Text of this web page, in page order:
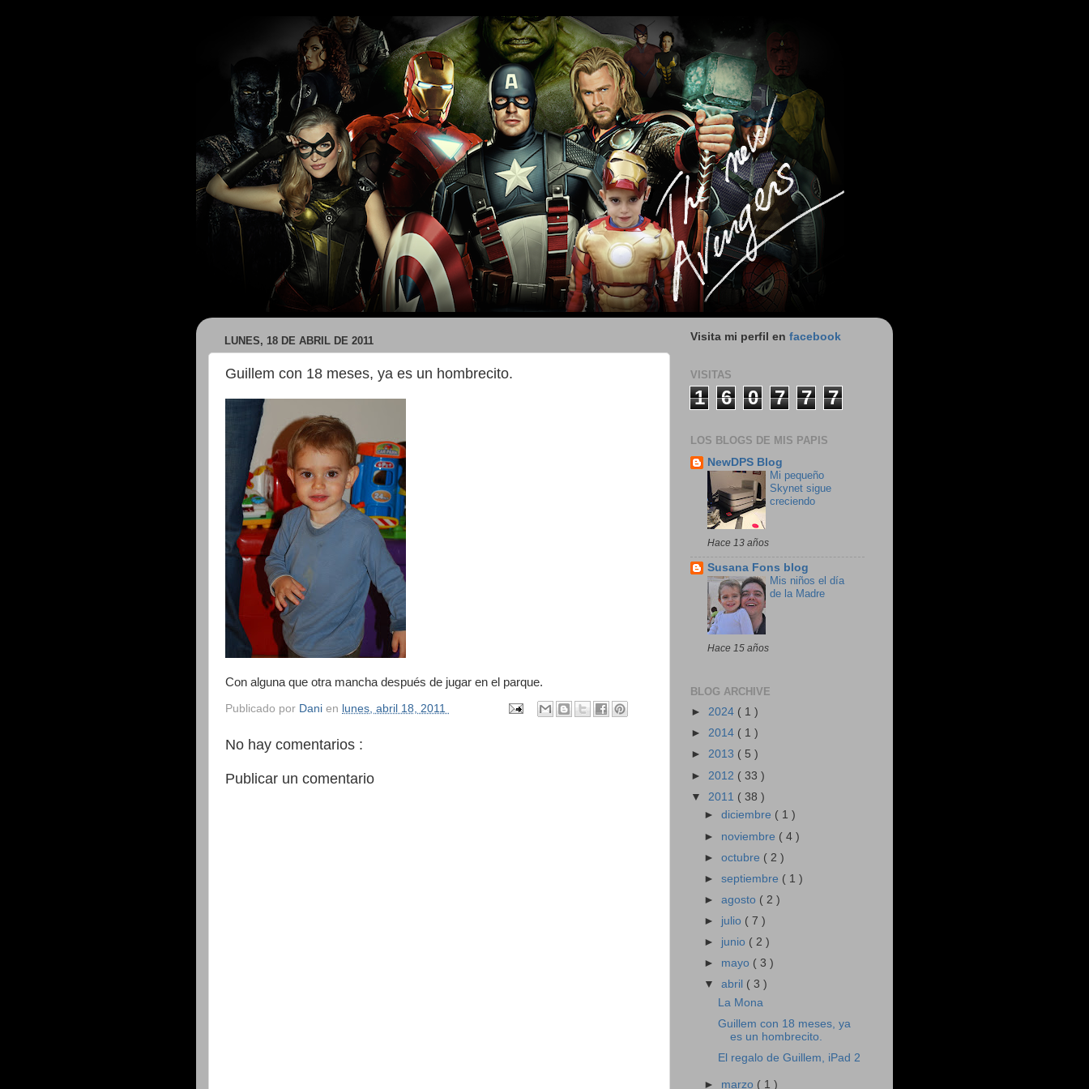
LUNES, 18 DE ABRIL DE 2011
Guillem con 18 meses, ya es un hombrecito.
Con alguna que otra mancha después de jugar en el parque.
Publicado por Dani en lunes, abril 18, 2011
No hay comentarios :
Publicar un comentario
Visita mi perfil en facebook
VISITAS
1 6 0 7 7 7
LOS BLOGS DE MIS PAPIS
NewDPS Blog
Mi pequeño
Skynet sigue
creciendo
Hace 13 años
Susana Fons blog
Mis niños el día
de la Madre
Hace 15 años
BLOG ARCHIVE
► 2024 ( 1 )
► 2014 ( 1 )
► 2013 ( 5 )
► 2012 ( 33 )
▼ 2011 ( 38 )
►diciembre ( 1 )
► noviembre ( 4 )
►octubre ( 2 )
►septiembre ( 1 )
►agosto ( 2 )
► julio ( 7 )
► junio ( 2 )
► mayo ( 3 )
▼abril ( 3 )
La Mona
Guillem con 18 meses, ya
es un hombrecito.
El regalo de Guillem, iPad 2
► marzo ( 1 )